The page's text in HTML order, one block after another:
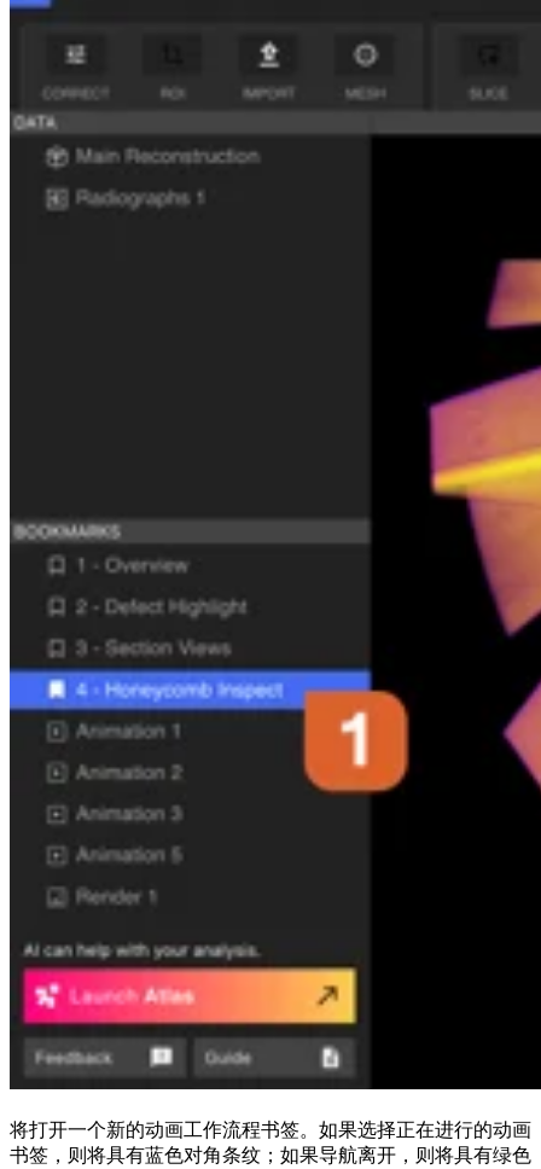
将打开一个新的动画工作流程书签。如果选择正在进行的动画
书签，则将具有蓝色对角条纹；如果导航离开，则将具有绿色